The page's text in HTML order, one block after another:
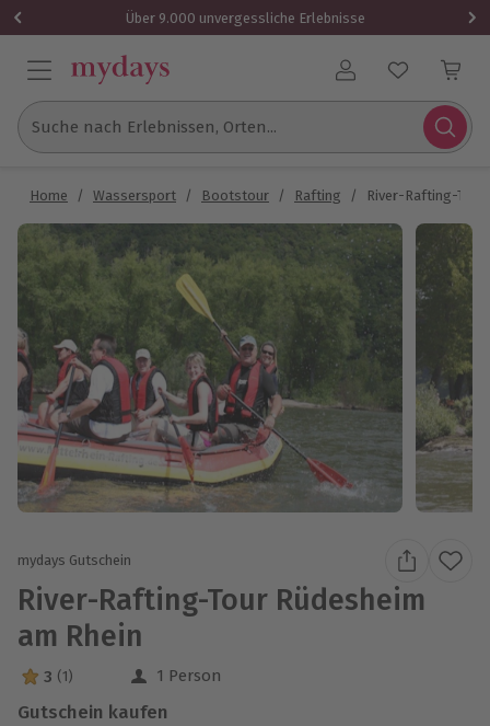
Über 9.000 unvergessliche Erlebnisse
Benutzerkonto
Suche nach Erlebnissen, Orten...
Home / Wassersport / Bootstour / Rafting / River-Rafting-Tour
mydays Gutschein
River-Rafting-Tour Rüdesheim
am Rhein
3 Sterne von 5 aus 1 Bewertungen
3 (1) 1 Person
Gutschein kaufen